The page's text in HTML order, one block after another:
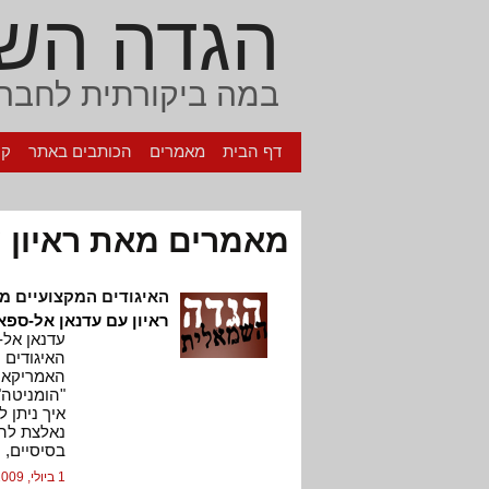
הגדה
במה ביקורתית
דף הבית מאמרים הכותבים באתר
מאמרים מאת
האיגודים
ראיון עם עדנאן אל-
עדנאן
איך
נאלצת
1 ביולי, 2009